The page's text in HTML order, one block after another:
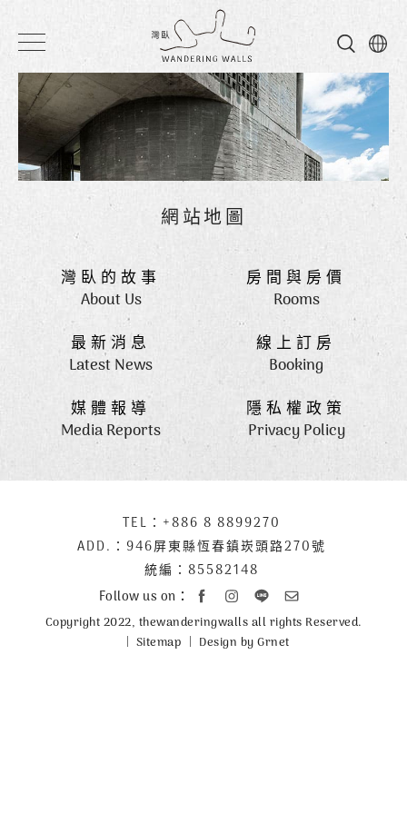
灣
臥
民
宿
網站地圖
灣臥的故事
About Us
最新消息
Latest News
媒體報導
Media Reports
房間與房價
Rooms
線上訂房
Booking
隱私權政策
Privacy Policy
聯
絡
資
訊
TEL： +886 8 8899270
ADD.： 946屏東縣恆春鎮崁頭路270號
統編：85582148
Follow us on：
Copyright 2022, thewanderingwalls all rights Reserved.
Sitemap
Design by Grnet